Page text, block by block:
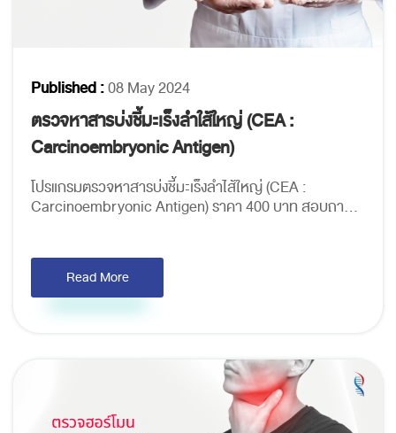
Published :08 May 2024
ตรวจหาสารบ่งชี้มะเร็งลำใส้ใหญ่ (CEA :
Carcinoembryonic Antigen)
โปรแกรมตรวจหาสารบ่งชี้มะเร็งลำไส้ใหญ่ (CEA :
Carcinoembryonic Antigen) ราคา 400 บาท สอบถา...
Read More